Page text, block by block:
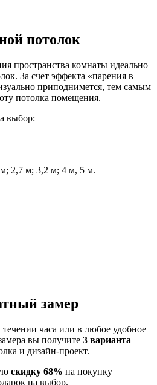
потолок
пространства комнаты идеально
За счет эффекта «парения в
приподнимется, тем самым
потолка помещения.
выбор:
2,7 м; 3,2 м; 4 м, 5 м.
замер
часа или в любое удобное
вы получите 3 варианта
и дизайн-проект.
скидку 68% на покупку
на выбор.